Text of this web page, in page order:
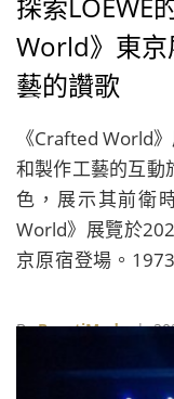
World》東京
藝的讚歌
《Crafted World
和製作工藝的互動
色，展示其前衛
World》展覽於
京原宿登場。
連繫。
ByBeautiMode|